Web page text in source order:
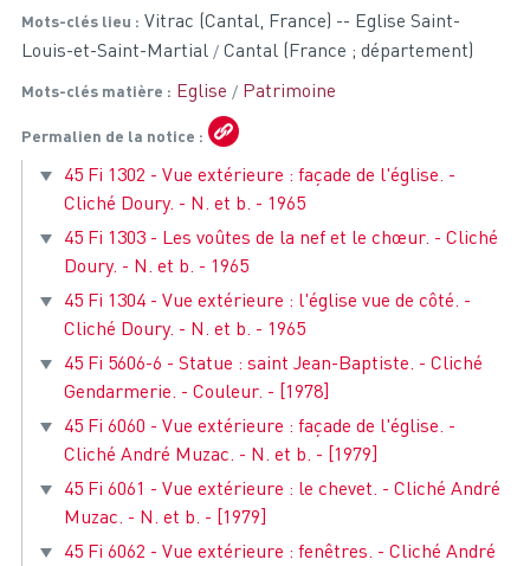
Mots-clés lieu
Vitrac (Cantal, France) -- Eglise Saint-
Louis-et-Saint-Martial
Cantal (France ; département)
Mots-clés matière Eglise Patrimoine
Permalien de la notice
45 Fi 1302 - Vue extérieure : façade de l'église. -
Cliché Doury. - N. et b. - 1965
45 Fi 1303 - Les voûtes de la nef et le chœur. - Cliché
Doury. - N. et b. - 1965
45 Fi 1304 - Vue extérieure : l'église vue de côté. -
Cliché Doury. - N. et b. - 1965
45 Fi 5606-6 - Statue : saint Jean-Baptiste. - Cliché
Gendarmerie. - Couleur. - [1978]
45 Fi 6060 - Vue extérieure : façade de l'église. -
Cliché André Muzac. - N. et b. - [1979]
45 Fi 6061 - Vue extérieure : le chevet. - Cliché André
Muzac. - N. et b. - [1979]
45 Fi 6062 - Vue extérieure : fenêtres. - Cliché André